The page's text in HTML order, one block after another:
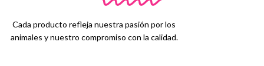
Cada producto refleja nuestra pasión por los
animales y nuestro compromiso con la calidad.